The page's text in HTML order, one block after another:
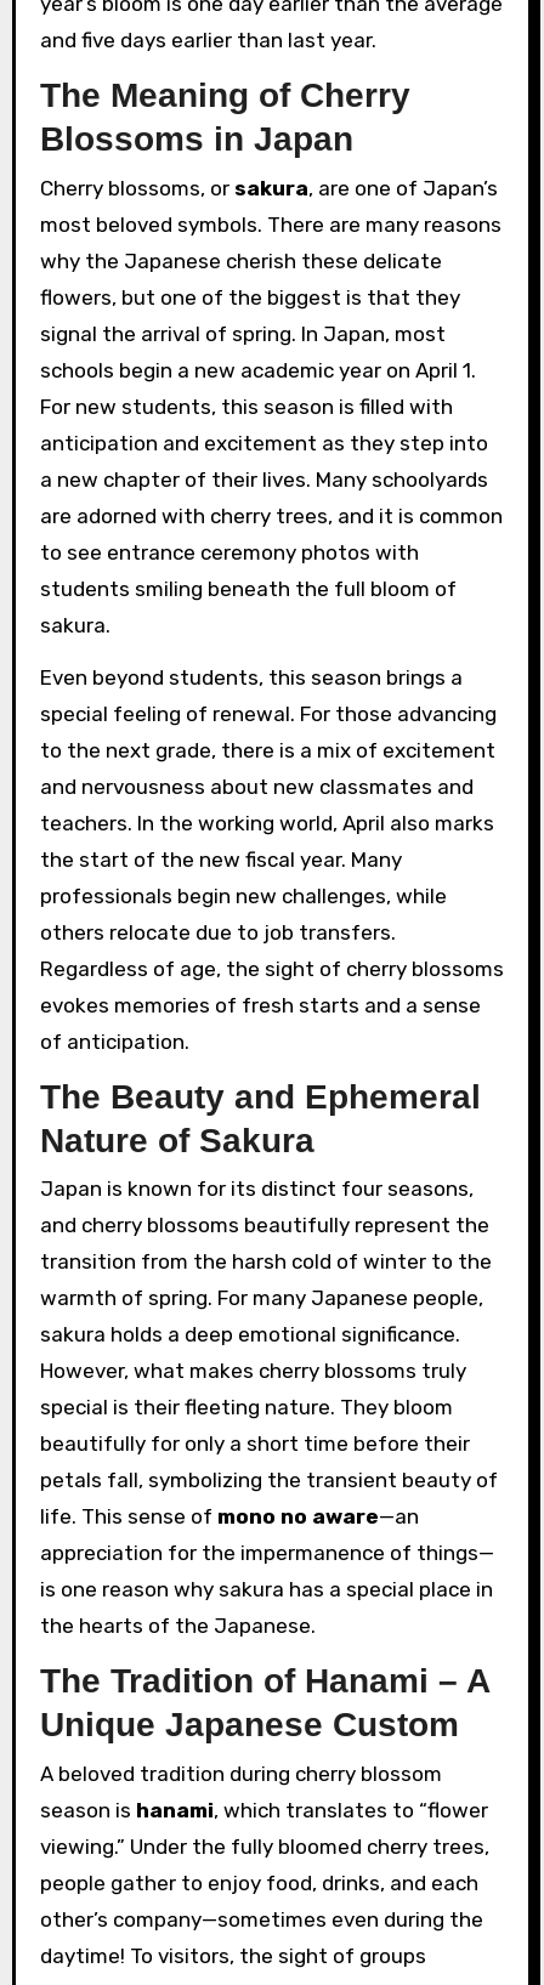
and five days earlier than last year.
The Meaning of Cherry
Blossoms in Japan
Cherry blossoms, or sakura, are one of Japan’s
most beloved symbols. There are many reasons
why the Japanese cherish these delicate
flowers, but one of the biggest is that they
signal the arrival of spring. In Japan, most
schools begin a new academic year on April 1.
For new students, this season is filled with
anticipation and excitement as they step into
a new chapter of their lives. Many schoolyards
are adorned with cherry trees, and it is common
to see entrance ceremony photos with
students smiling beneath the full bloom of
sakura.
Even beyond students, this season brings a
special feeling of renewal. For those advancing
to the next grade, there is a mix of excitement
and nervousness about new classmates and
teachers. In the working world, April also marks
the start of the new fiscal year. Many
professionals begin new challenges, while
others relocate due to job transfers.
Regardless of age, the sight of cherry blossoms
evokes memories of fresh starts and a sense
of anticipation.
The Beauty and Ephemeral
Nature of Sakura
Japan is known for its distinct four seasons,
and cherry blossoms beautifully represent the
transition from the harsh cold of winter to the
warmth of spring. For many Japanese people,
sakura holds a deep emotional significance.
However, what makes cherry blossoms truly
special is their fleeting nature. They bloom
beautifully for only a short time before their
petals fall, symbolizing the transient beauty of
life. This sense of mono no aware—an
appreciation for the impermanence of things—
is one reason why sakura has a special place in
the hearts of the Japanese.
The Tradition of Hanami – A
Unique Japanese Custom
A beloved tradition during cherry blossom
season is hanami, which translates to “flower
viewing.” Under the fully bloomed cherry trees,
people gather to enjoy food, drinks, and each
other’s company—sometimes even during the
daytime! To visitors, the sight of groups